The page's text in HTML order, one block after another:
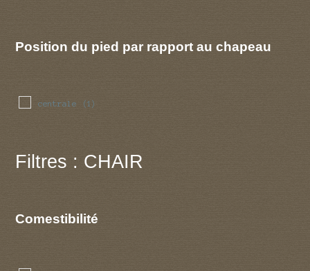
Position du pied par rapport au chapeau
centrale (1)
Filtres : CHAIR
Comestibilité